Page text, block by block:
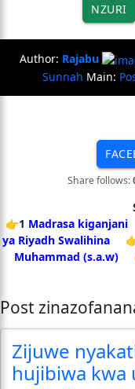
NZURI
Author: Rajabu
Sunnah Main:
Share follows:
👉1 Madrasa kiganjani
ya Riyadh Swalihina
Muhammad (s.a.w)
Post
Zijuwe
hujibiwa kwa